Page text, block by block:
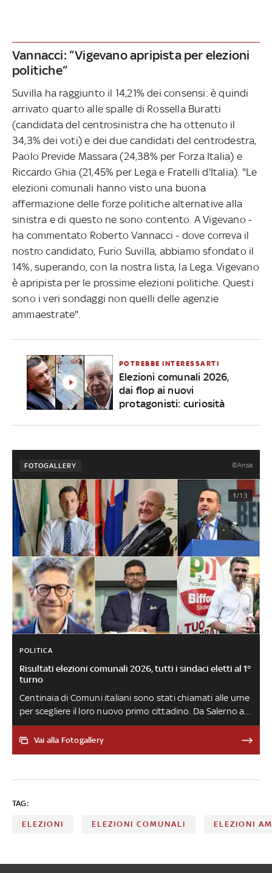
Vannacci: “Vigevano apripista per elezioni
politiche”
Suvilla ha raggiunto il 14,21% dei consensi: è quindi
arrivato quarto alle spalle di Rossella Buratti
(candidata del centrosinistra che ha ottenuto il
34,3% dei voti) e dei due candidati del centrodestra,
Paolo Previde Massara (24,38% per Forza Italia) e
Riccardo Ghia (21,45% per Lega e Fratelli d'Italia). "Le
elezioni comunali hanno visto una buona
affermazione delle forze politiche alternative alla
sinistra e di questo ne sono contento. A Vigevano -
ha commentato Roberto Vannacci - dove correva il
nostro candidato, Furio Suvilla, abbiamo sfondato il
14%, superando, con la nostra lista, la Lega. Vigevano
è apripista per le prossime elezioni politiche. Questi
sono i veri sondaggi non quelli delle agenzie
ammaestrate".
POTREBBE INTERESSARTI
Elezioni comunali 2026,
dai flop ai nuovi
protagonisti: curiosità
FOTOGALLERY ©Ansa
1/13
POLITICA
Risultati elezioni comunali 2026, tutti i sindaci eletti al 1°
turno
Centinaia di Comuni italiani sono stati chiamati alle urne
per scegliere il loro nuovo primo cittadino. Da Salerno a
Venezia e da Reggio Calabria a Pistoia, ecco chi sono gli
eletti al primo turno
Vai alla Fotogallery
TAG:
ELEZIONI ELEZIONI COMUNALI ELEZIONI